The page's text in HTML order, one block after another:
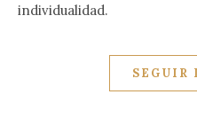
individualidad.
SEGUIR